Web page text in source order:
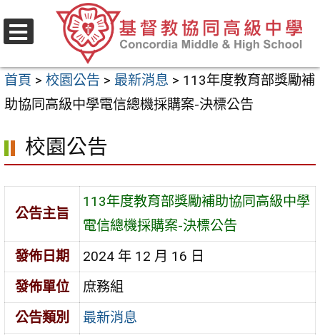
至
要
內
區
首頁 > 校園公告 > 最新消息 > 113年度教育部獎勵補
助協同高級中學電信總機採購案-決標公告
校園公告
公告主旨
113年度教育部獎勵補助協同高級中學
電信總機採購案-決標公告
發佈日期
2024 年 12 月 16 日
發佈單位
庶務組
公告類別
最新消息
選
單